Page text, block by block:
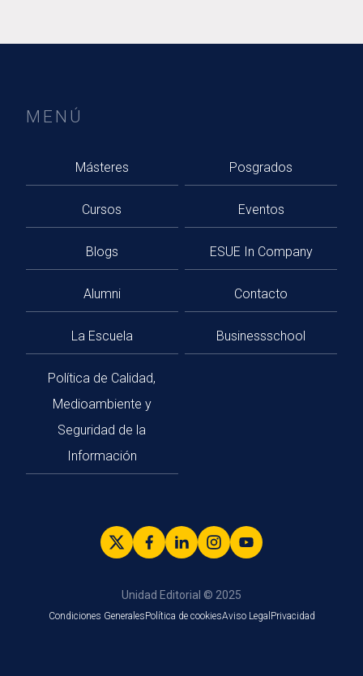
MENÚ
Másteres Posgrados
Cursos Eventos
Blogs ESUE In Company
Alumni Contacto
La Escuela Businessschool
Política de Calidad,
Medioambiente y
Seguridad de la
Información
Unidad Editorial © 2025
Condiciones GeneralesPolítica de cookiesAviso Legal Privacidad